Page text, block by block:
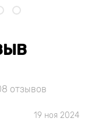
отзывов
19 ноя 2024